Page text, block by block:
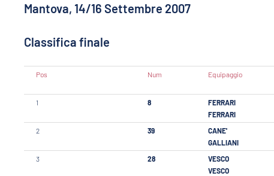
Mantova, 14/16 Settembre 2007
Classifica finale
Pos Num Equipaggio
1
8
FERRARI
FERRARI
2
39
CANE'
GALLIANI
3
28
VESCO
VESCO